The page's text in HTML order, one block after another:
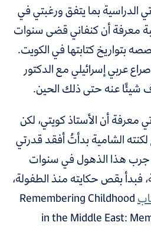
بما يتفق ورغبتي في
معرفة أن كنفاني قضى سنوات
بتواريخ كتابتها في الكويت.
عربي إسرائيلي مع الدكتور
شيئًا عنه حتى ذلك الحين.
أن الأستاذ كويتي، لكن
الشامية بدأتُ أفقد قدرتي
هذا الذهول في سنوات
بقص حكايته منذ الطفولة،
Remembering Childhood
in the Middle East: